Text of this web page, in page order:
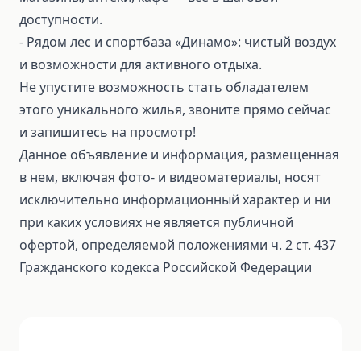
доступности.
- Рядом лес и спортбаза «Динамо»: чистый воздух
и возможности для активного отдыха.
Не упустите возможность стать обладателем
этого уникального жилья, звоните прямо сейчас
и запишитесь на просмотр!
Данное объявление и информация, размещенная
в нем, включая фото- и видеоматериалы, носят
исключительно информационный характер и ни
при каких условиях не является публичной
офертой, определяемой положениями ч. 2 ст. 437
Гражданского кодекса Российской Федерации